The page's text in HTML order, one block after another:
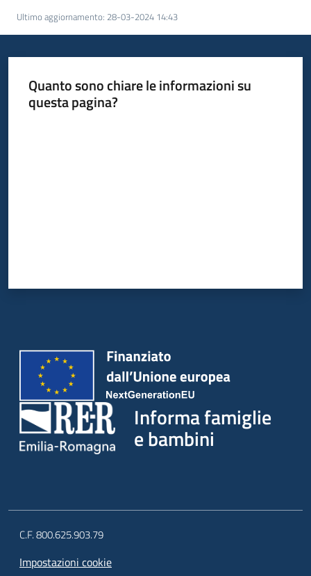
Ultimo aggiornamento: 28-03-2024 14:43
Quanto sono chiare le informazioni su
questa pagina?
Informa famiglie
e bambini
C.F. 800.625.903.79
Impostazioni cookie